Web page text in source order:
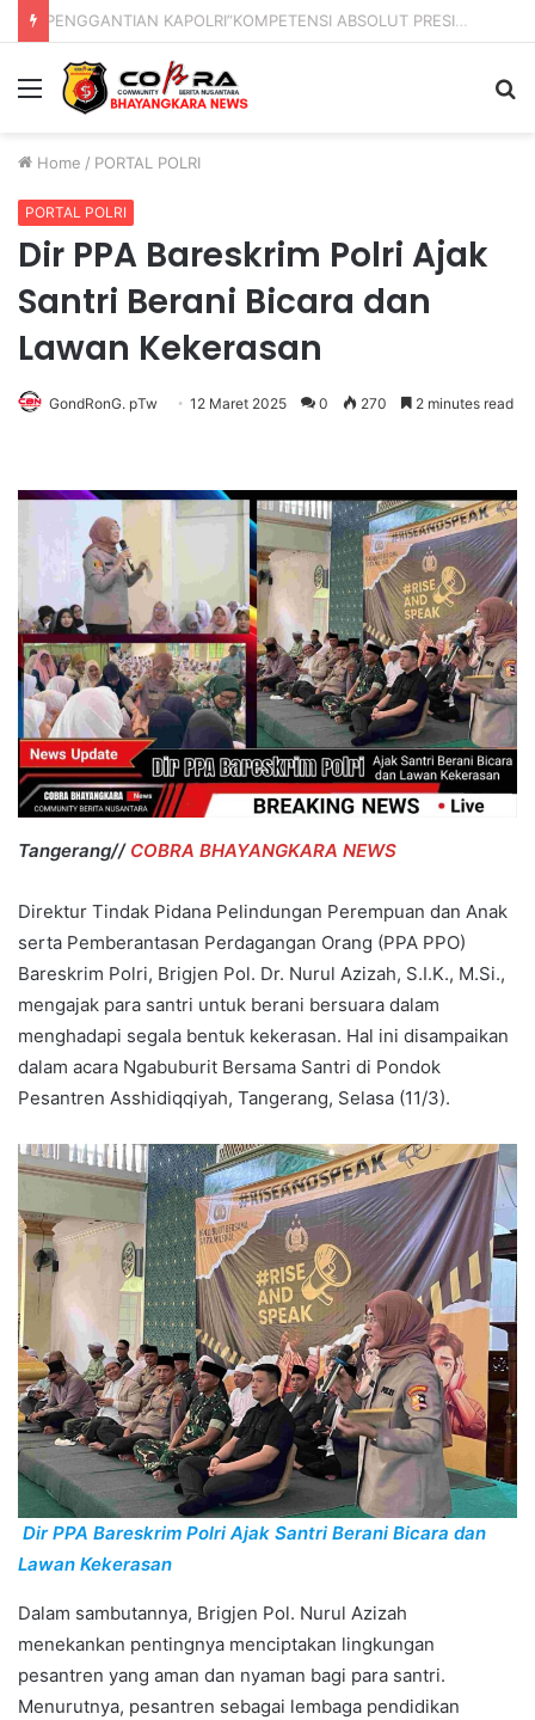
Menu
Home / PORTAL POLRI
PORTAL POLRI
Dir PPA Bareskrim Polri Ajak
Santri Berani Bicara dan
Lawan Kekerasan
GondRonG. pTw 12 Maret 2025 0 270 2 minutes read
Tangerang// COBRA BHAYANGKARA NEWS
Direktur Tindak Pidana Pelindungan Perempuan dan Anak
serta Pemberantasan Perdagangan Orang (PPA PPO)
Bareskrim Polri, Brigjen Pol. Dr. Nurul Azizah, S.I.K., M.Si.,
mengajak para santri untuk berani bersuara dalam
menghadapi segala bentuk kekerasan. Hal ini disampaikan
dalam acara Ngabuburit Bersama Santri di Pondok
Pesantren Asshidiqqiyah, Tangerang, Selasa (11/3).
Dir PPA Bareskrim Polri Ajak Santri Berani Bicara dan
Lawan Kekerasan
Dalam sambutannya, Brigjen Pol. Nurul Azizah
menekankan pentingnya menciptakan lingkungan
pesantren yang aman dan nyaman bagi para santri.
Menurutnya, pesantren sebagai lembaga pendidikan